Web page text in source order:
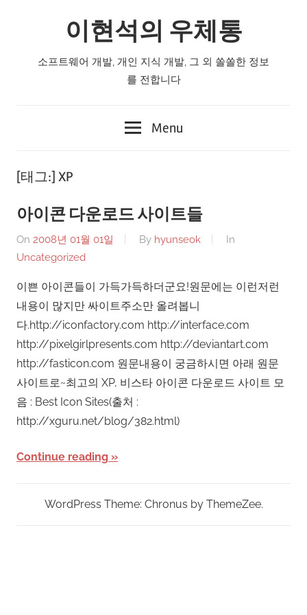
이현석의 우체통
소프트웨어 개발, 개인 지식 개발, 그 외 쏠쏠한 정보
를 전합니다
Menu
[태그:] XP
아이콘 다운로드 사이트들
On 2008년 01월 01일 By hyunseok
In
Uncategorized
이쁜 아이콘들이 가득가득하더군요!원문에는 이런저런
내용이 많지만 싸이트주소만 올려봅니
다.http://iconfactory.com http://interface.com
http://pixelgirlpresents.com http://deviantart.com
http://fasticon.com 원문내용이 궁금하시면 아래 원문
사이트로~최고의 XP, 비스타 아이콘 다운로드 사이트 모
음 : Best Icon Sites(출처 :
http://xguru.net/blog/382.html)
Continue reading
WordPress Theme: Chronus by ThemeZee.